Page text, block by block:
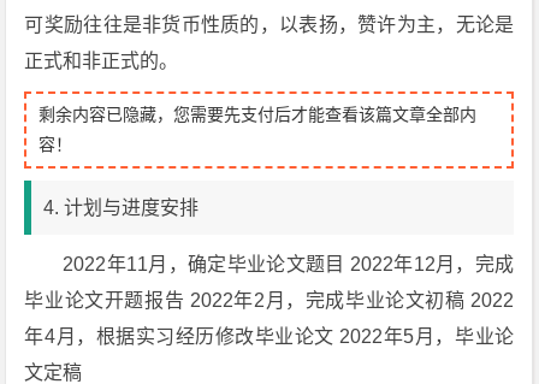
可奖励往往是非货币性质的，以表扬，赞许为主，无论是
正式和非正式的。
剩余内容已隐藏，您需要先支付后才能查看该篇文章全部内
容！
4. 计划与进度安排
2022年11月，确定毕业论文题目 2022年12月，完成
毕业论文开题报告 2022年2月，完成毕业论文初稿 2022
年4月，根据实习经历修改毕业论文 2022年5月，毕业论
文定稿